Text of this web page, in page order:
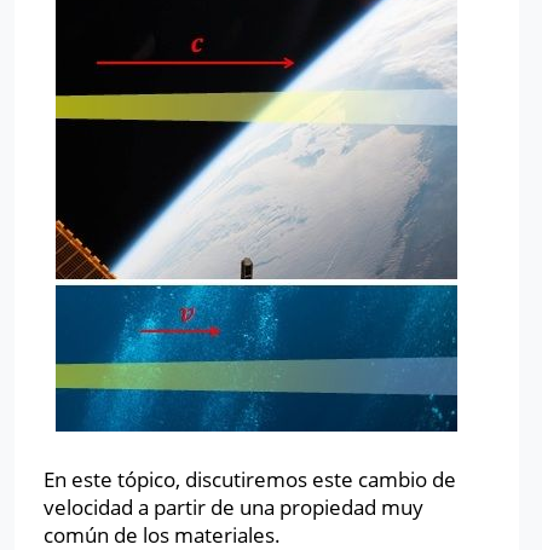
En este tópico, discutiremos este cambio de
velocidad a partir de una propiedad muy
común de los materiales.